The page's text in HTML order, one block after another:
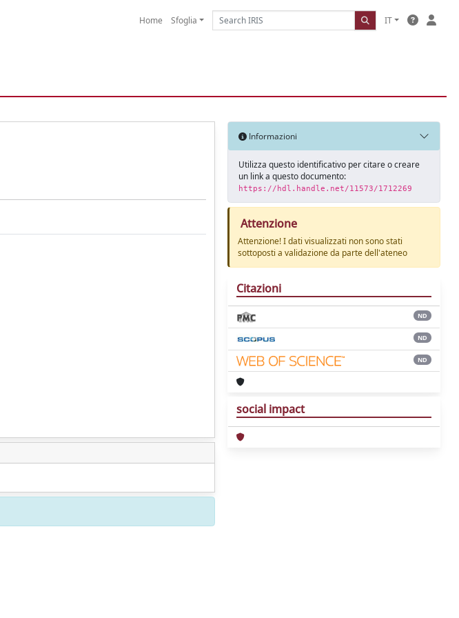
Home Sfoglia IT
Informazioni
Utilizza questo identificativo per citare o creare
un link a questo documento:
https://hdl.handle.net/11573/1712269
Attenzione
Attenzione! I dati visualizzati non sono stati
sottoposti a validazione da parte dell'ateneo
Citazioni
ND
ND
ND
social impact